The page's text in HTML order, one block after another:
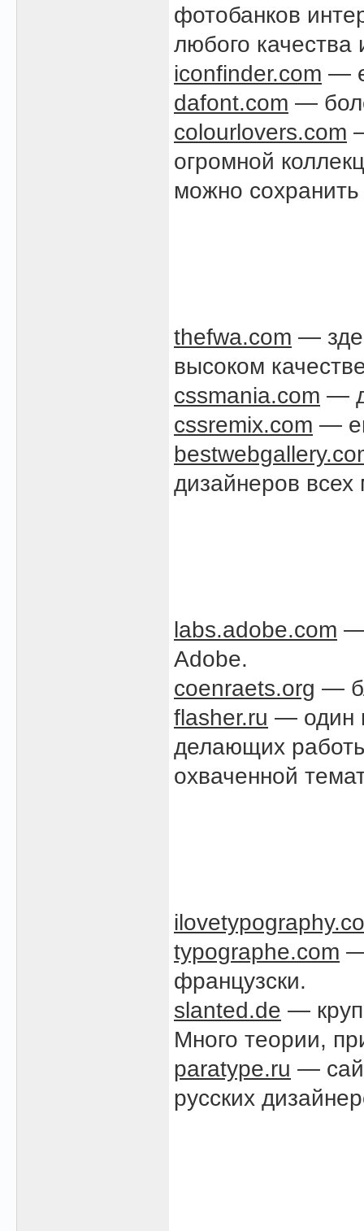
фотобанков
любого качества
iconfinder.com —
dafont.com —
colourlovers.com
огромной
можно
thefwa.com —
высоком
cssmania.com —
cssremix.com —
дизайнеров всех
labs.adobe.com —
Adobe.
coenraets.org —
flasher.ru — один
делающих
охваченной
typographe.com —
французски.
slanted.de —
Много теории,
paratype.ru —
русских